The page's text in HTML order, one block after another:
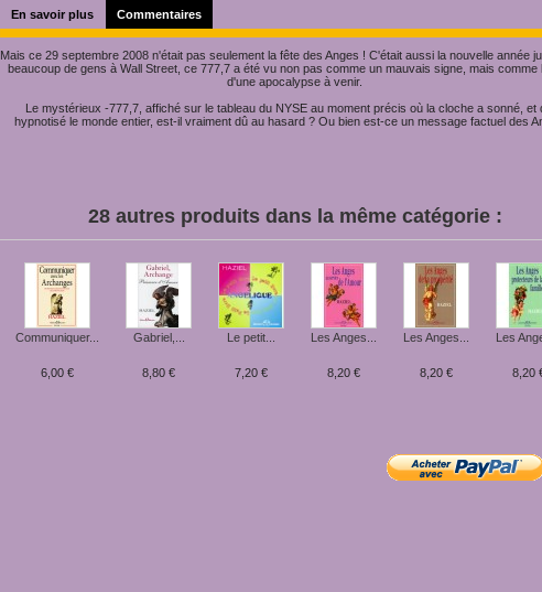
En savoir plus Commentaires
Mais ce 29 septembre 2008 n'était pas seulement la fête des Anges ! C'était aussi la nouvelle année
beaucoup de gens à Wall Street, ce 777,7 a été vu non pas comme un mauvais signe, mais comme
d'une apocalypse à venir.
Le mystérieux -777,7, affiché sur le tableau du NYSE au moment précis où la cloche a sonné, et
hypnotisé le monde entier, est-il vraiment dû au hasard ? Ou bien est-ce un message factuel des
28 autres produits dans la même catégorie :
Communiquer...
6,00 €
Gabriel,...
8,80 €
Le petit...
7,20 €
Les Anges...
8,20 €
Les Anges...
8,20 €
Les
8,20